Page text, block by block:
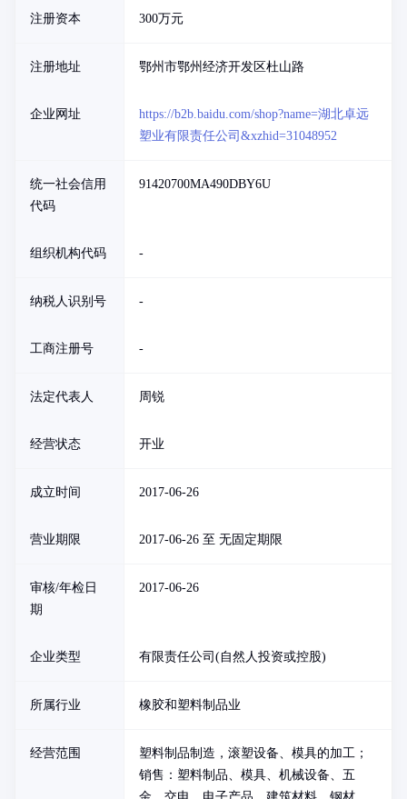
注册资本 300万元
注册地址 鄂州市鄂州经济开发区杜山路
企业网址
https://b2b.baidu.com/shop?name=湖北卓远
塑业有限责任公司&xzhid=31048952
统一社会信用
代码
91420700MA490DBY6U
组织机构代码 -
纳税人识别号 -
工商注册号 -
法定代表人 周锐
经营状态 开业
成立时间 2017-06-26
营业期限 2017-06-26 至 无固定期限
审核/年检日
期
2017-06-26
企业类型 有限责任公司(自然人投资或控股)
所属行业 橡胶和塑料制品业
经营范围
塑料制品制造，滚塑设备、模具的加工；
销售：塑料制品、模具、机械设备、五